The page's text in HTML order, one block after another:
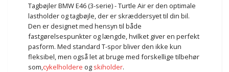
Tagbøjler BMW E46 (3-serie) - Turtle Air er den optimale
lastholder og tagbøjle, der er skræddersyet til din bil.
Den er designet med hensyn til både
fastgørelsespunkter og længde, hvilket giver en perfekt
pasform. Med standard T-spor bliver den ikke kun
fleksibel, men også let at bruge med forskellige tilbehør
som,cykelholdere og skiholder.